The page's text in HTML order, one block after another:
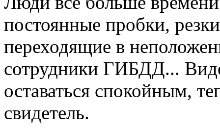
постоянные пробки,
переходящие в
сотрудники ГИБДД...
оставаться спокойным,
свидетель.